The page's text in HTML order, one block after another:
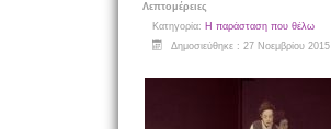
Λεπτομέρειες
Κατηγορία: Η παράσταση που θέλω
Δημοσιεύθηκε : 27 Νοεμβρίου 2015